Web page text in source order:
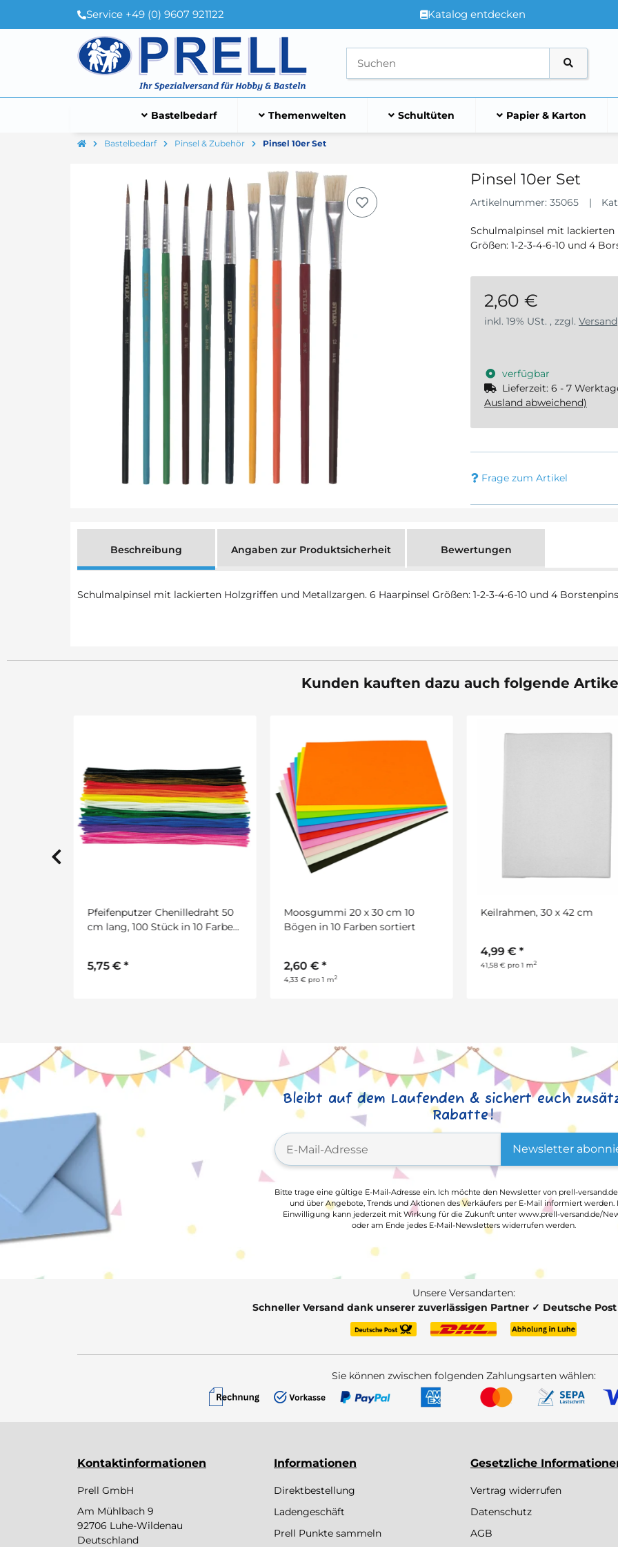
Service +49 (0) 9607 921122 Katalog entdecken
Bastelbedarf Themenwelten Schultüten Papier & Karton
Bastelbedarf Pinsel & Zubehör Pinsel 10er Set
Pinsel 10er Set
Artikelnummer: 35065
Schulmalpinsel mit lackierten
Größen: 1-2-3-4-6-10 und 4
2,60 €
inkl. 19% USt. , zzgl. Versand
verfügbar
Lieferzeit: 6 - 7
Ausland abweichend)
Frage zum Artikel
Beschreibung Angaben zur Produktsicherheit Bewertungen
Schulmalpinsel mit lackierten Holzgriffen und Metallzargen. 6 Haarpinsel Größen: 1-2-3-4-6-10 und 4
Kunden kauften dazu auch folgende
Moosgummi 20 x 30 cm 10
Bögen in 10 Farben sortiert
2,60 €
Keilrahmen, 30 x 42 cm
41,58 € pro 1 m
Tonzeichenpapier 130 g/qm
7,39 €*
Bleibt auf dem Laufenden & sichert euch
Rabatte!
Newsletter
Bitte trage eine gültige E-Mail-Adresse ein. Ich möchte den Newsletter von prell-
und über Angebote, Trends und Aktionen des Verkäufers per E-Mail informiert werden.
Einwilligung kann jederzeit mit Wirkung für die Zukunft unter www.prell-versand.de/
oder am Ende jedes E-Mail-Newsletters widerrufen werden.
Unsere Versandarten:
Schneller Versand dank unserer zuverlässigen Partner ✓ Deutsche
Sie können zwischen folgenden Zahlungsarten wählen:
Kontaktinformationen
Prell GmbH
Am Mühlbach 9
92706 Luhe-Wildenau
Deutschland
Informationen
Direktbestellung
Ladengeschäft
Prell Punkte sammeln
Gesetzliche
Vertrag widerrufen
Datenschutz
AGB